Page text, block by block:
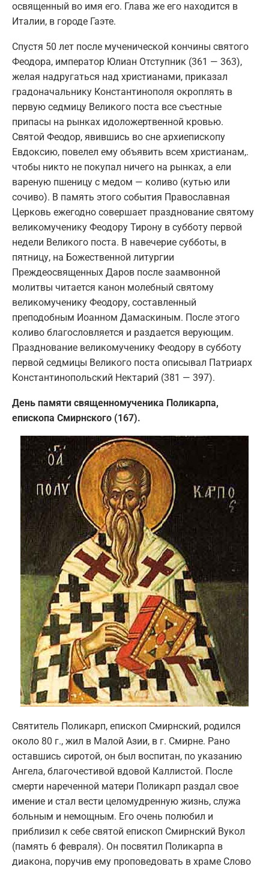
освященный во имя его. Глава же его находится в
Италии, в городе Гаэте.
Спустя 50 лет после мученической кончины святого
Феодора, император Юлиан Отступник (361 — 363),
желая надругаться над христианами, приказал
градоначальнику Константинополя окроплять в
первую седмицу Великого поста все съестные
припасы на рынках идоложертвенной кровью.
Святой Феодор, явившись во сне архиепископу
Евдоксию, повелел ему объявить всем христианам,.
чтобы никто не покупал ничего на рынках, а ели
вареную пшеницу с медом — коливо (кутью или
сочиво). В память этого события Православная
Церковь ежегодно совершает празднование святому
великомученику Феодору Тирону в субботу первой
недели Великого поста. В навечерие субботы, в
пятницу, на Божественной литургии
Преждеосвященных Даров после заамвонной
молитвы читается канон молебный святому
великомученику Феодору, составленный
преподобным Иоанном Дамаскиным. После этого
коливо благословляется и раздается верующим.
Празднование великомученику Феодору в субботу
первой седмицы Великого поста описывал Патриарх
Константинопольский Нектарий (381 — 397).
День памяти священномученика Поликарпа,
епископа Смирнского (167).
Святитель Поликарп, епископ Смирнский, родился
около 80 г., жил в Малой Азии, в г. Смирне. Рано
оставшись сиротой, он был воспитан, по указанию
Ангела, благочестивой вдовой Каллистой. После
смерти нареченной матери Поликарп раздал свое
имение и стал вести целомудренную жизнь, служа
больным и немощным. Его очень полюбил и
приблизил к себе святой епископ Смирнский Вукол
(память 6 февраля). Он посвятил Поликарпа в
диакона, поручив ему проповедовать в храме Слово